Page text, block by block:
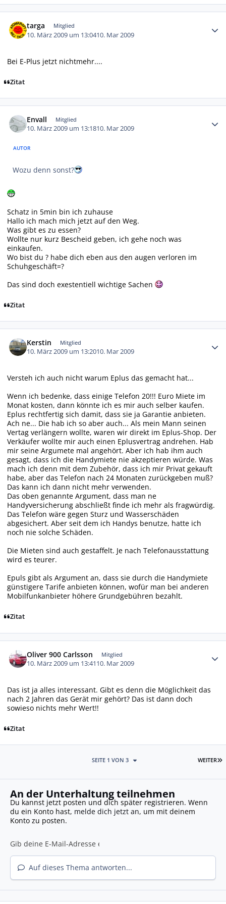
targa Mitglied
10. März 2009 um 13:0410. Mar 2009
Bei E-Plus jetzt nichtmehr....
Zitat
Envall Mitglied
10. März 2009 um 13:1810. Mar 2009
AUTOR
Wozu denn sonst?
Schatz in 5min bin ich zuhause
Hallo ich mach mich jetzt auf den Weg.
Was gibt es zu essen?
Wollte nur kurz Bescheid geben, ich gehe noch was
einkaufen.
Wo bist du ? habe dich eben aus den augen verloren im
Schuhgeschäft=?
Das sind doch exestentiell wichtige Sachen
Zitat
Kerstin Mitglied
10. März 2009 um 13:2010. Mar 2009
Versteh ich auch nicht warum Eplus das gemacht hat...
Wenn ich bedenke, dass einige Telefon 20!!! Euro Miete im
Monat kosten, dann könnte ich es mir auch selber kaufen.
Eplus rechtfertig sich damit, dass sie ja Garantie anbieten.
Ach ne... Die hab ich so aber auch... Als mein Mann seinen
Vertag verlängern wollte, waren wir direkt im Eplus-Shop. Der
Verkäufer wollte mir auch einen Eplusvertrag andrehen. Hab
mir seine Argumete mal angehört. Aber ich hab ihm auch
gesagt, dass ich die Handymiete nie akzeptieren würde. Was
mach ich denn mit dem Zubehör, dass ich mir Privat gekauft
habe, aber das Telefon nach 24 Monaten zurückgeben muß?
Das kann ich dann nicht mehr verwenden.
Das oben genannte Argument, dass man ne
Handyversicherung abschließt finde ich mehr als fragwürdig.
Das Telefon wäre gegen Sturz und Wasserschäden
abgesichert. Aber seit dem ich Handys benutze, hatte ich
noch nie solche Schäden.
Die Mieten sind auch gestaffelt. Je nach Telefonausstattung
wird es teurer.
Epuls gibt als Argument an, dass sie durch die Handymiete
günstigere Tarife anbieten können, wofür man bei anderen
Mobilfunkanbieter höhere Grundgebühren bezahlt.
Zitat
Oliver 900 Carlsson Mitglied
10. März 2009 um 13:4110. Mar 2009
Das ist ja alles interessant. Gibt es denn die Möglichkeit das
nach 2 Jahren das Gerät mir gehört? Das ist dann doch
sowieso nichts mehr Wert!!
Zitat
WEITER
SEITE 1 VON 3
An der Unterhaltung teilnehmen
Du kannst jetzt posten und dich später registrieren. Wenn
du ein Konto hast, melde dich jetzt an, um mit deinem
Konto zu posten.
Auf dieses Thema antworten...